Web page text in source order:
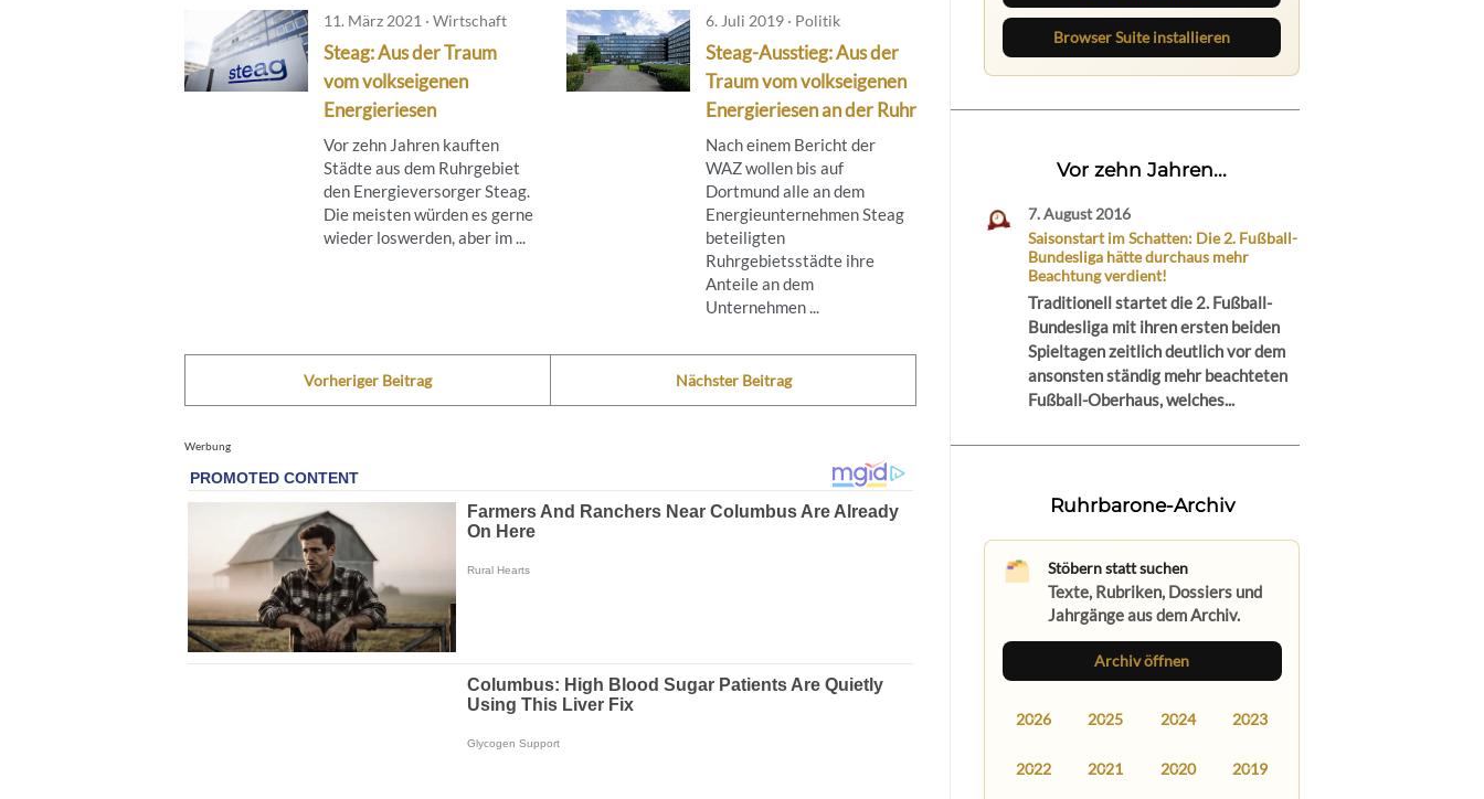
11. März 2021 · Wirtschaft
Steag: Aus der Traum
vom volkseigenen
Energieriesen
Vor zehn Jahren kauften
Städte aus dem Ruhrgebiet
den Energieversorger Steag.
Die meisten würden es gerne
wieder loswerden, aber im ...
6. Juli 2019 · Politik
Steag-Ausstieg: Aus der
Traum vom volkseigenen
Energieriesen an der Ruhr
Nach einem Bericht der
WAZ wollen bis auf
Dortmund alle an dem
Energieunternehmen Steag
beteiligten
Ruhrgebietsstädte ihre
Anteile an dem
Unternehmen ...
Vorheriger Beitrag Nächster Beitrag
Werbung
Browser Suite installieren
Vor zehn Jahren...
7. August 2016
Saisonstart im Schatten: Die 2. Fußball-
Bundesliga hätte durchaus mehr
Beachtung verdient!
Traditionell startet die 2. Fußball-
Bundesliga mit ihren ersten beiden
Spieltagen zeitlich deutlich vor dem
ansonsten ständig mehr beachteten
Fußball-Oberhaus, welches...
Ruhrbarone-Archiv
Stöbern statt suchen
Texte, Rubriken, Dossiers und
Jahrgänge aus dem Archiv.
Archiv öffnen
2026 2025 2024 2023
2022 2021 2020 2019